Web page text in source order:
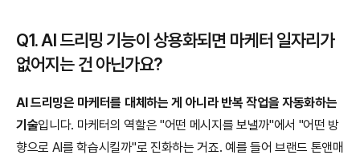
Q1. AI 드리밍 기능이 상용화되면 마케터 일자리가
없어지는 건 아닌가요?
AI 드리밍은 마케터를 대체하는 게 아니라 반복 작업을 자동화하는
기술입니다. 마케터의 역할은 "어떤 메시지를 보낼까"에서 "어떤 방
향으로 AI를 학습시킬까"로 진화하는 거죠. 예를 들어 브랜드 톤앤매